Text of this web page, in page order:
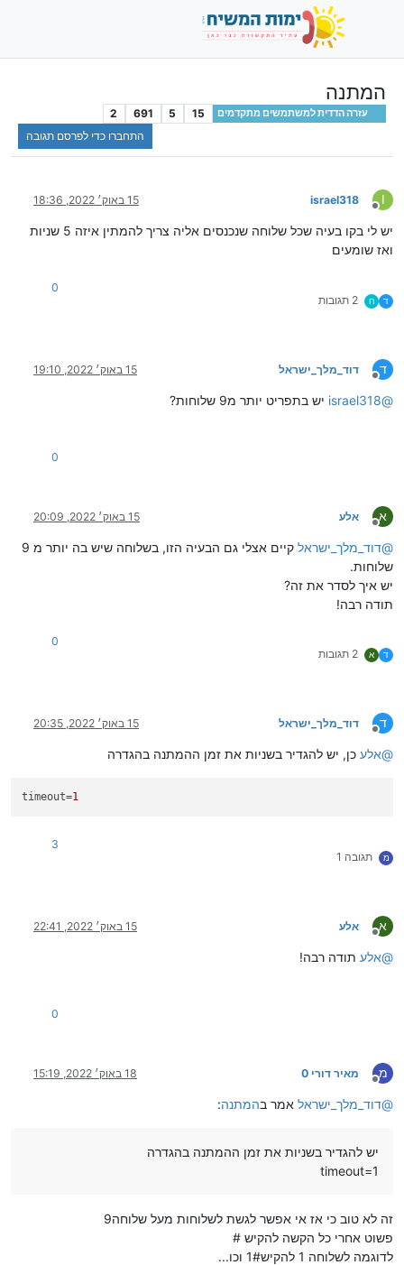
המתנה
עזרה הדדית למשתמשים מתקדמים 15
5
691
2
התחברו כדי לפרסם תגובה
I
מנותק
israel318 15 באוק׳ 2022, 18:36
יש לי בקו בעיה שכל שלוחה שנכנסים אליה צריך להמתין איזה 5 שניות
ואז שומעים
ד ח 2 תגובות
0
ד
מנותק
דוד_מלך_ישראל 15 באוק׳ 2022, 19:10
@
israel318 יש בתפריט יותר מ9 שלוחות?
0
א
מנותק
אלע 15 באוק׳ 2022, 20:09
@דוד_מלך_ישראל
קיים אצלי גם הבעיה הזו, בשלוחה שיש בה יותר מ 9
שלוחות.
יש איך לסדר את זה?
תודה רבה!
ד א 2 תגובות
0
ד
מנותק
דוד_מלך_ישראל 15 באוק׳ 2022, 20:35
@אלע כן, יש להגדיר בשניות את זמן ההמתנה בהגדרה
timeout=1
מ תגובה 1
3
א
מנותק
אלע 15 באוק׳ 2022, 22:41
@אלע תודה רבה!
0
מ
מנותק
מאיר דורי 0 18 באוק׳ 2022, 15:19
@דוד_מלך_ישראל אמר בהמתנה:
יש להגדיר בשניות את זמן ההמתנה בהגדרה
timeout=1
זה לא טוב כי אז אי אפשר לגשת לשלוחות מעל שלוחה9
פשוט אחרי כל הקשה להקיש #
לדוגמה לשלוחה 1 להקיש1# וכו...